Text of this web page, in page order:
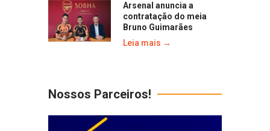
Arsenal anuncia a
contratação do meia
Bruno Guimarães
Leia mais →
Nossos Parceiros!